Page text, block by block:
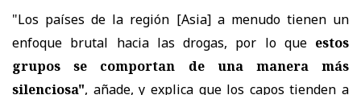
"Los países de la región [Asia] a menudo tienen un
enfoque brutal hacia las drogas, por lo que estos
grupos se comportan de una manera más
silenciosa", añade, y explica que los capos tienden a